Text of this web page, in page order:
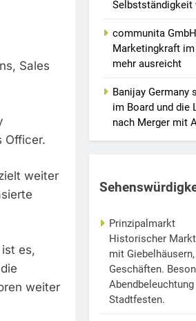
Sales
Officer.
weiter
es,
weiter
Selbstständigkeit
communita
Marketingkraft
mehr ausreicht
Banijay Germany
im Board und die
nach Merger mit
Prinzipalmarkt
Historischer
mit
Geschäften.
Stadtfesten.